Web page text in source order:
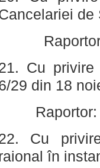
de
Raportor:
Cu privire
29 din 18
Raportor:
Cu
în